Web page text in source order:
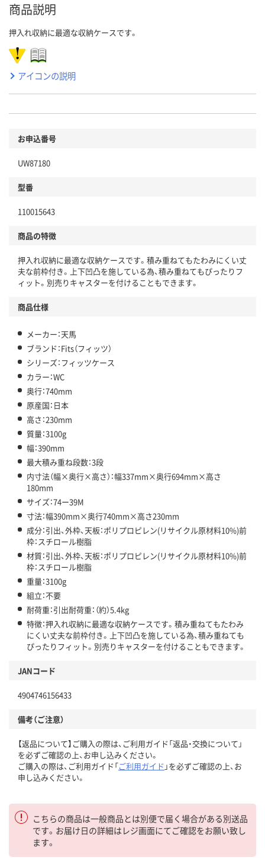
商品説明
押入れ収納に最適な収納ケースです。
アイコンの説明
お申込番号
UW87180
型番
110015643
商品の特徴
押入れ収納に最適な収納ケースです。積み重ねてもたわみにくい丈
夫な前枠付き。上下凹凸を施している為、積み重ねてもぴったりフ
ィット。別売りキャスターを付けることもできます。
商品仕様
メーカー：天馬
ブランド：Fits（フィッツ）
シリーズ：フィッツケース
カラー：WC
奥行：740mm
原産国：日本
高さ：230mm
質量：3100g
幅：390mm
最大積み重ね段数：3段
内寸法（幅×奥行×高さ）：幅337mm×奥行694mm×高さ
180mm
サイズ：74ー39M
寸法：幅390mm×奥行740mm×高さ230mm
成分：引出、外枠、天板：ポリプロピレン(リサイクル原材料10%)前
枠：スチロール樹脂
材質：引出、外枠、天板：ポリプロピレン(リサイクル原材料10%)前
枠：スチロール樹脂
重量：3100g
組立：不要
耐荷重：引出耐荷重：（約）5.4kg
特徴：押入れ収納に最適な収納ケースです。積み重ねてもたわみ
にくい丈夫な前枠付き。上下凹凸を施している為、積み重ねても
ぴったりフィット。別売りキャスターを付けることもできます。
JANコード
4904746156433
備考（ご注意）
【返品について】ご購入の際は、ご利用ガイド「返品・交換について」
を必ずご確認の上、お申し込みください。
ご購入の際は、ご利用ガイド「ご利用ガイド 」を必ずご確認の上、お
申し込みください。
こちらの商品は一般商品とは別便で届く場合がある別送品
です。お届け日の詳細はレジ画面にてご確認をお願い致し
ます。